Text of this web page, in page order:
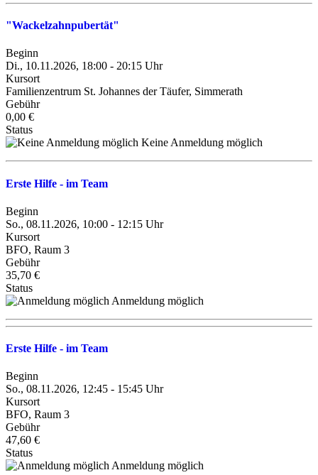
"Wackelzahnpubertät"
Beginn
Di., 10.11.2026, 18:00 - 20:15 Uhr
Kursort
Familienzentrum St. Johannes der Täufer, Simmerath
Gebühr
0,00 €
Status
Keine Anmeldung möglich
Erste Hilfe - im Team
Beginn
So., 08.11.2026, 10:00 - 12:15 Uhr
Kursort
BFO, Raum 3
Gebühr
35,70 €
Status
Anmeldung möglich
Erste Hilfe - im Team
Beginn
So., 08.11.2026, 12:45 - 15:45 Uhr
Kursort
BFO, Raum 3
Gebühr
47,60 €
Status
Anmeldung möglich